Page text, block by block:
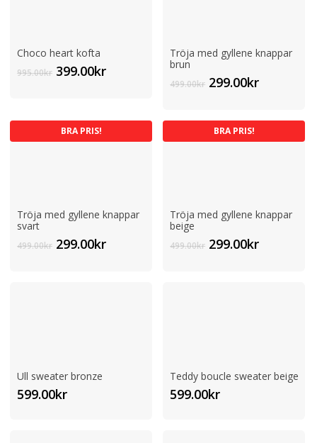
Choco heart kofta
995.00kr Det
var:
995.00kr.
399.00krDet
nuvarande
är:
Tröja med gyllene knappar
brun
499.00kr Det
var:
499.00kr.
299.00krDet
299.00kr.
BRA PRIS!
Tröja med gyllene knappar
svart
499.00kr Det
299.00krDet
BRA PRIS!
Tröja med gyllene knappar
beige
499.00kr Det
299.00krDet
Ull sweater bronze
599.00kr
Teddy boucle sweater beige
599.00kr